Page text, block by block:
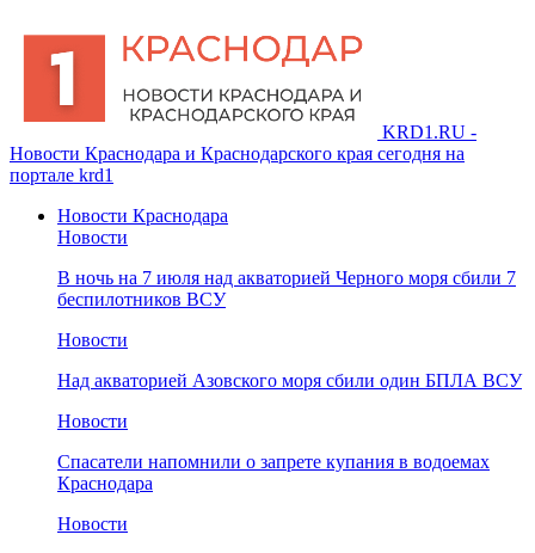
KRD1.RU -
Новости Краснодара и Краснодарского края сегодня на
портале krd1
Новости Краснодара
Новости
В ночь на 7 июля над акваторией Черного моря сбили 7
беспилотников ВСУ
Новости
Над акваторией Азовского моря сбили один БПЛА ВСУ
Новости
Спасатели напомнили о запрете купания в водоемах
Краснодара
Новости